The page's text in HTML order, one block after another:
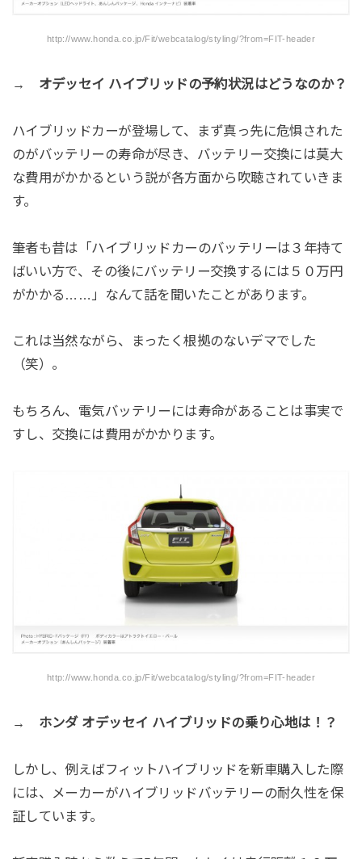
http://www.honda.co.jp/Fit/webcatalog/styling/?from=FIT-header
→ オデッセイ ハイブリッドの予約状況はどうなのか？
ハイブリッドカーが登場して、まず真っ先に危惧された
のがバッテリーの寿命が尽き、バッテリー交換には莫大
な費用がかかるという説が各方面から吹聴されていきま
す。
筆者も昔は「ハイブリッドカーのバッテリーは３年持て
ばいい方で、その後にバッテリー交換するには５０万円
がかかる……」なんて話を聞いたことがあります。
これは当然ながら、まったく根拠のないデマでした
（笑）。
もちろん、電気バッテリーには寿命があることは事実で
すし、交換には費用がかかります。
http://www.honda.co.jp/Fit/webcatalog/styling/?from=FIT-header
→ ホンダ オデッセイ ハイブリッドの乗り心地は！？
しかし、例えばフィットハイブリッドを新車購入した際
には、メーカーがハイブリッドバッテリーの耐久性を保
証しています。